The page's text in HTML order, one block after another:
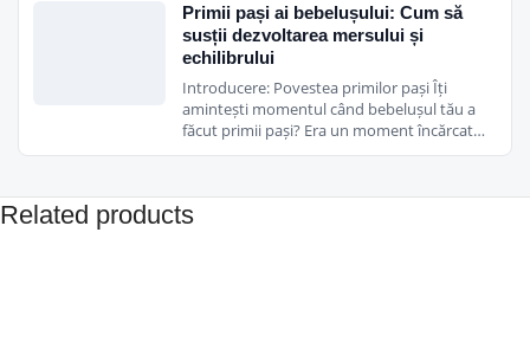
Primii pași ai bebelușului: Cum să
susții dezvoltarea mersului și
echilibrului
Introducere: Povestea primilor pași Îți
amintești momentul când bebelușul tău a
făcut primii pași? Era un moment încărcat…
Related products